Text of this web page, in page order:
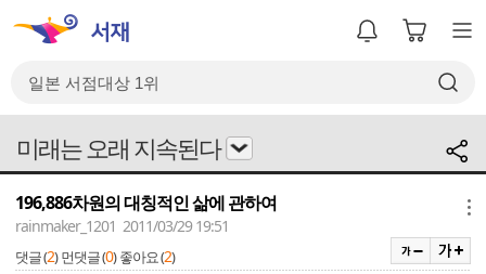
미래는 오래 지속된다
196,886차원의 대칭적인 삶에 관하여
rainmaker_1201 2011/03/29 19:51
댓글 (2) 먼댓글 (0) 좋아요 (2)